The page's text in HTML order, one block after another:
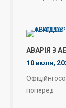
АВАРІЯ В
10 июля,
Офіційні
поперед